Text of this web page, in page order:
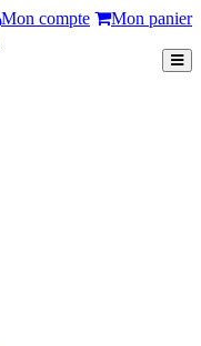
Mon compte
Mon panier